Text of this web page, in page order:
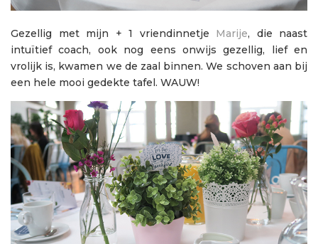
Gezellig met mijn + 1 vriendinnetje Marije, die naast
intuïtief coach, ook nog eens onwijs gezellig, lief en
vrolijk is, kwamen we de zaal binnen. We schoven aan bij
een hele mooi gedekte tafel. WAUW!